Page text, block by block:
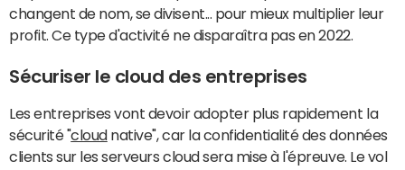
changent de nom, se divisent... pour mieux multiplier leur
profit. Ce type d'activité ne disparaîtra pas en 2022.
Sécuriser le cloud des entreprises
Les entreprises vont devoir adopter plus rapidement la
sécurité "cloud native", car la confidentialité des données
clients sur les serveurs cloud sera mise à l'épreuve. Le vol